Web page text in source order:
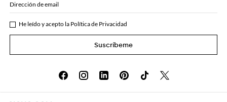
Dirección de email
He leído y acepto la Política de Privacidad
Suscríbeme